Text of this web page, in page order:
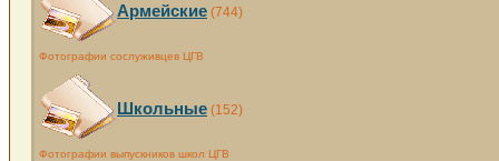
Армейские (744)
Фотографии сослуживцев ЦГВ
Школьные (152)
Фотографии выпускников школ ЦГВ